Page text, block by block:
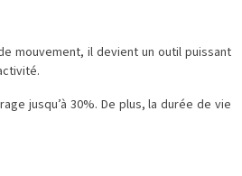
mouvement, il devient un outil puissant
jusqu’à 30%. De plus, la durée de vie